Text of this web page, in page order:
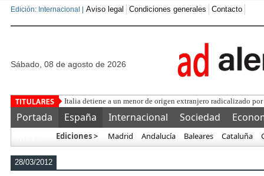
Edición: Internacional | Aviso legal Condiciones generales Contacto
sábado, 08 de agosto de 2026
Una asociación militar
Portada España Internacional Sociedad
Ediciones > Madrid Andalucía Baleares Cataluña
28/03/2012